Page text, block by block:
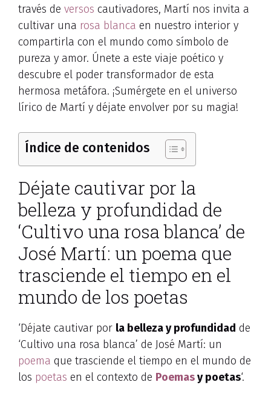
través de versos cautivadores, Martí nos invita a
cultivar una rosa blanca en nuestro interior y
compartirla con el mundo como símbolo de
pureza y amor. Únete a este viaje poético y
descubre el poder transformador de esta
hermosa metáfora. ¡Sumérgete en el universo
lírico de Martí y déjate envolver por su magia!
Índice de contenidos
Déjate cautivar por la
belleza y profundidad de
‘Cultivo una rosa blanca’ de
José Martí: un poema que
trasciende el tiempo en el
mundo de los poetas
‘Déjate cautivar por la belleza y profundidad de
‘Cultivo una rosa blanca’ de José Martí: un
poema que trasciende el tiempo en el mundo de
los poetas en el contexto de Poemasy poetas‘.